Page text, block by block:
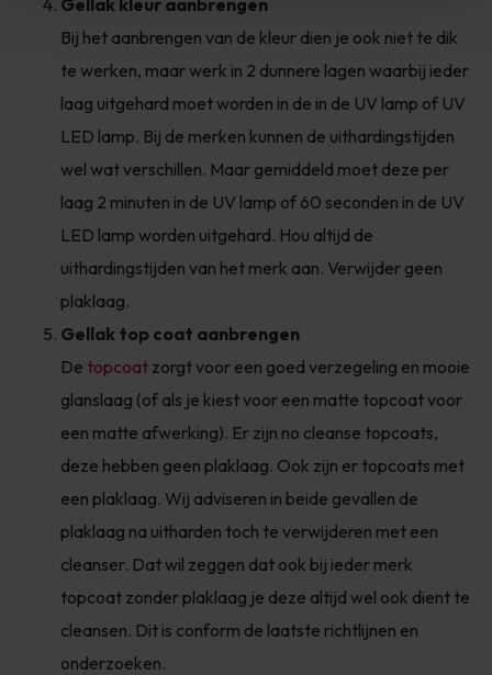
Gellak kleur aanbrengen
Bij het aanbrengen van de kleur dien je ook niet te dik
te werken, maar werk in 2 dunnere lagen waarbij ieder
laag uitgehard moet worden in de in de UV lamp of UV
LED lamp. Bij de merken kunnen de uithardingstijden
wel wat verschillen. Maar gemiddeld moet deze per
laag 2 minuten in de UV lamp of 60 seconden in de UV
LED lamp worden uitgehard. Hou altijd de
uithardingstijden van het merk aan. Verwijder geen
plaklaag.
Gellak top coat aanbrengen
De topcoat zorgt voor een goed verzegeling en mooie
glanslaag (of als je kiest voor een matte topcoat voor
een matte afwerking). Er zijn no cleanse topcoats,
deze hebben geen plaklaag. Ook zijn er topcoats met
een plaklaag. Wij adviseren in beide gevallen de
plaklaag na uitharden toch te verwijderen met een
cleanser. Dat wil zeggen dat ook bij ieder merk
topcoat zonder plaklaag je deze altijd wel ook dient te
cleansen. Dit is conform de laatste richtlijnen en
onderzoeken.